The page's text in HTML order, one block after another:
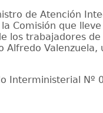
de Atención
Comisión que
los trabajadores
Alfredo Valenzuela,
Interministerial Nº